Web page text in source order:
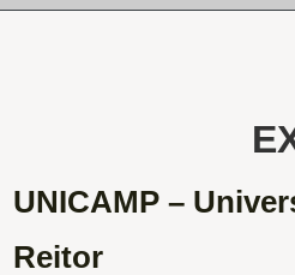
UNICAMP –
Reitor